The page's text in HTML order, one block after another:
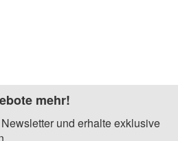
mehr!
und erhalte exklusive